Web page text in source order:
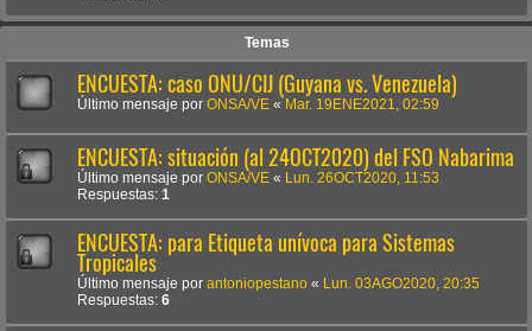
Temas
ENCUESTA: caso ONU/CIJ (Guyana vs. Venezuela)
Último mensaje por ONSA/VE « Mar. 19ENE2021, 02:59
ENCUESTA: situación (al 24OCT2020) del FSO Nabarima
Último mensaje por ONSA/VE «
Lun. 26OCT2020, 11:53
Respuestas: 1
ENCUESTA: para Etiqueta unívoca para Sistemas
Tropicales
Último mensaje por antoniopestano «
Lun. 03AGO2020, 20:35
Respuestas: 6